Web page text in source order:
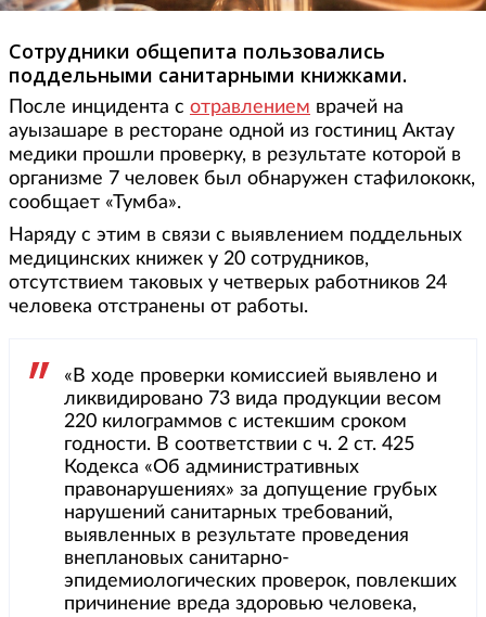
Сотрудники общепита пользовались
поддельными санитарными книжками.
После инцидента с отравлением врачей на
ауызашаре в ресторане одной из гостиниц Актау
медики прошли проверку, в результате которой в
организме 7 человек был обнаружен стафилококк,
сообщает «Тумба».
Наряду с этим в связи с выявлением поддельных
медицинских книжек у 20 сотрудников,
отсутствием таковых у четверых работников 24
человека отстранены от работы.
«В ходе проверки комиссией выявлено и
ликвидировано 73 вида продукции весом
220 килограммов с истекшим сроком
годности. В соответствии с ч. 2 ст. 425
Кодекса «Об административных
правонарушениях» за допущение грубых
нарушений санитарных требований,
выявленных в результате проведения
внеплановых санитарно-
эпидемиологических проверок, повлекших
причинение вреда здоровью человека,